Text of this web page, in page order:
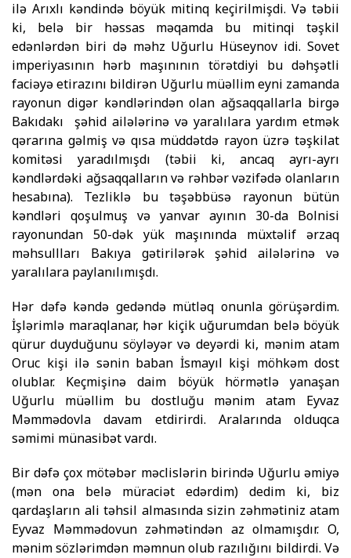
ilə Arıxlı kəndində böyük mitinq keçirilmişdi. Və təbii
ki, belə bir həssas məqamda bu mitinqi təşkil
edənlərdən biri də məhz Uğurlu Hüseynov idi. Sovet
imperiyasının hərb maşınının törətdiyi bu dəhşətli
faciəyə etirazını bildirən Uğurlu müəllim eyni zamanda
rayonun digər kəndlərindən olan ağsaqqallarla birgə
Bakıdakı şəhid ailələrinə və yaralılara yardım etmək
qərarına gəlmiş və qısa müddətdə rayon üzrə təşkilat
komitəsi yaradılmışdı (təbii ki, ancaq ayrı-ayrı
kəndlərdəki ağsaqqalların və rəhbər vəzifədə olanların
he­sa­bına). Tezliklə bu təşəbbüsə rayonun bütün
kəndləri qoşul­muş və yanvar ayının 30-da Bolnisi
rayonundan 50-dək yük maşınında müxtəlif ərzaq
məhsullları Bakıya gətirilərək şəhid ailələrinə və
yaralılara paylanılımışdı.
Hər dəfə kəndə gedəndə mütləq onunla görüşərdim.
İşlə­rimlə maraqlanar, hər kiçik uğurumdan belə böyük
qürur duy­du­ğunu söyləyər və deyərdi ki, mənim atam
Oruc kişi ilə sənin baban İsmayıl kişi möhkəm dost
olublar. Keçmişinə daim bö­yük hörmətlə yanaşan
Uğurlu müəllim bu dostluğu mənim atam Eyvaz
Məmmədovla davam etdirirdi. Aralarında olduqca
səmimi münasibət vardı.
Bir dəfə çox mötəbər məclislərin birində Uğurlu əmiyə
(mən ona belə müraciət edərdim) dedim ki, biz
qardaşların ali təhsil almasında sizin zəhmətiniz atam
Eyvaz Məmmədovun zəhmə­tindən az olmamışdır. O,
mənim sözlərimdən məmnun olub razılığını bildirdi. Və